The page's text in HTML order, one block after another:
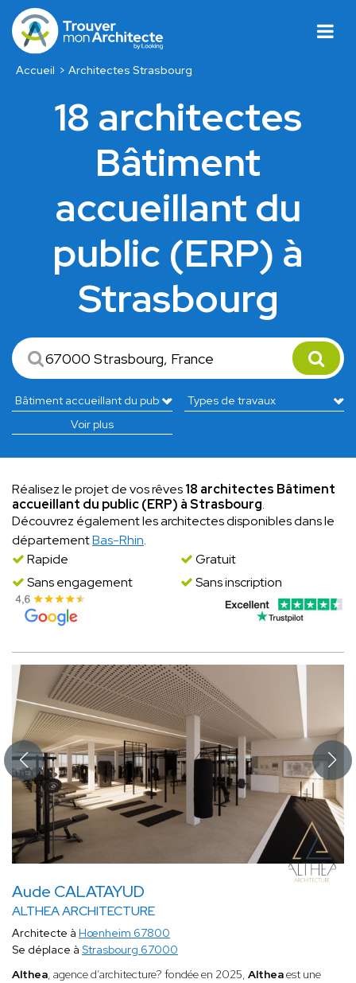
Accueil Architectes Strasbourg
18 architectes
Bâtiment
accueillant du
public (ERP) à
Strasbourg
Voir plus
Réalisez le projet de vos rêves18 architectes Bâtiment
accueillant du public (ERP) à Strasbourg.
Découvrez également les architectes disponibles dans le
départementBas-Rhin.
Rapide
Gratuit
Sans engagement
Sans inscription
Aude CALATAYUD
ALTHEA ARCHITECTURE
Architecte à Hœnheim 67800
Se déplace à Strasbourg 67000
Althea, agence d’architecture? fondée en 2025, Altheaest une